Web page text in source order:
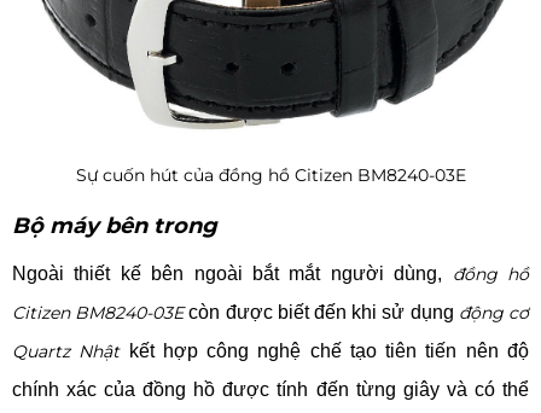
Sự cuốn hút của đồng hồ Citizen BM8240-03E
Bộ máy bên trong
Ngoài thiết kế bên ngoài bắt mắt người dùng, đồng hồ
Citizen BM8240-03Ecòn được biết đến khi sử dụng động cơ
Quartz Nhậtkết hợp công nghệ chế tạo tiên tiến nên độ
chính xác của đồng hồ được tính đến từng giây và có thể